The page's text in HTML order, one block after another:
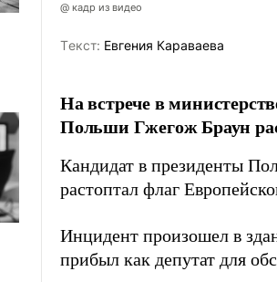
@ кадр из видео
Tекст: Евгения Караваева
На встрече в
Польши Гжегож Браун
Кандидат в президенты
растоптал флаг
Инцидент произошел в
прибыл как депутат для